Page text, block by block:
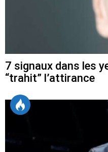
7 signaux dans les
“trahit” l’attirance